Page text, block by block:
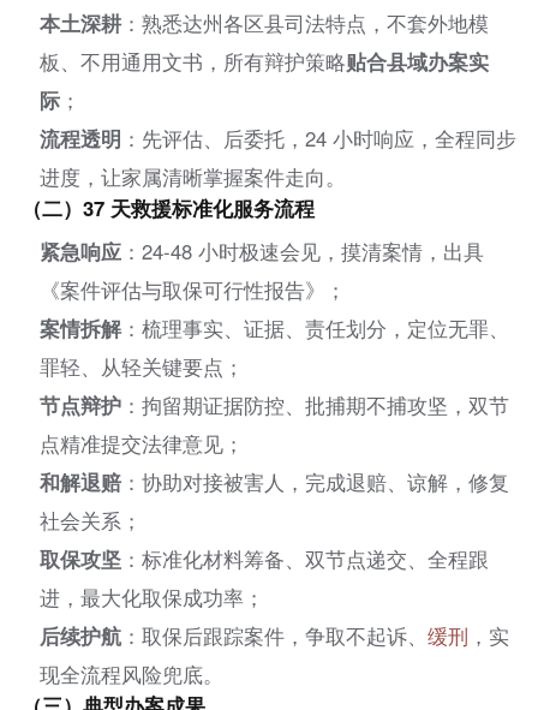
本土深耕：熟悉达州各区县司法特点，不套外地模
板、不用通用文书，所有辩护策略贴合县域办案实
际；
流程透明 ：先评估、后委托，24 小时响应，全程同步
进度，让家属清晰掌握案件走向。
（二）37 天救援标准化服务流程
紧急响应：24-48 小时极速会见，摸清案情，出具
《案件评估与取保可行性报告》；
案情拆解：梳理事实、证据、责任划分，定位无罪、
罪轻、从轻关键要点；
节点辩护：拘留期证据防控、批捕期不捕攻坚，双节
点精准提交法律意见；
和解退赔：协助对接被害人，完成退赔、谅解，修复
社会关系；
取保攻坚：标准化材料筹备、双节点递交、全程跟
进，最大化取保成功率；
后续护航：取保后跟踪案件，争取不起诉、 缓刑 ，实
现全流程风险兜底。